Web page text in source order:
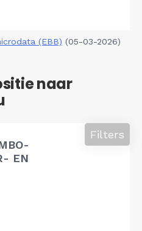
(EBB) (05-03-2026)
naar
EN
Filters